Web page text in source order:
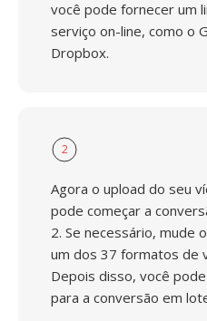
você pode fornecer um
serviço on-line, como o
Dropbox.
2
Agora o upload do seu
pode começar a
2. Se necessário, mude
um dos 37 formatos de
Depois disso, você
para a conversão em